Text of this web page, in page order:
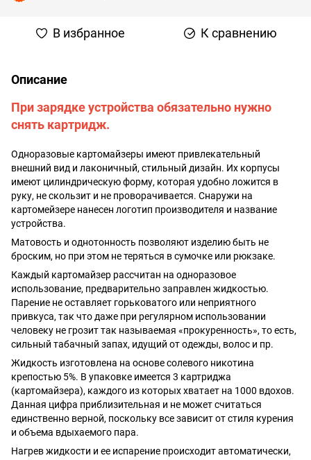
В избранное К сравнению
Описание
При зарядке устройства обязательно нужно
снять картридж.
Одноразовые картомайзеры имеют привлекательный
внешний вид и лаконичный, стильный дизайн. Их корпусы
имеют цилиндрическую форму, которая удобно ложится в
руку, не скользит и не проворачивается. Снаружи на
картомейзере нанесен логотип производителя и название
устройства.
Матовость и однотонность позволяют изделию быть не
броским, но при этом не теряться в сумочке или рюкзаке.
Каждый картомайзер рассчитан на одноразовое
использование, предварительно заправлен жидкостью.
Парение не оставляет горьковатого или неприятного
привкуса, так что даже при регулярном использовании
человеку не грозит так называемая «прокуренность», то есть,
сильный табачный запах, идущий от одежды, волос и пр.
Жидкость изготовлена на основе солевого никотина
крепостью 5%. В упаковке имеется 3 картриджа
(картомайзера), каждого из которых хватает на 1000 вдохов.
Данная цифра приблизительная и не может считаться
единственно верной, поскольку все зависит от стиля курения
и объема вдыхаемого пара.
Нагрев жидкости и ее испарение происходит автоматически,